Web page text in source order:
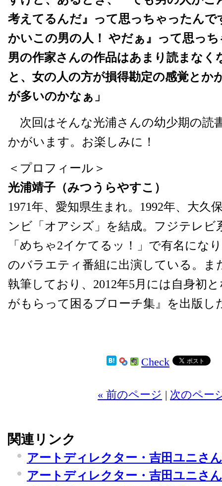
考えてるんだ』って思っちゃったんで
かいこの男の人！ やだぁ』って思っ
男の作家さんの作品はあまり読まなく
と、女の人の方が損得勘定の感覚とか
が多いのかなぁ」
次回はそんな光浦さんの幼少期の読
かがいます。お楽しみに！
＜プロフィール＞
光浦靖子（みつうらやすこ）
1971年、愛知県生まれ。1992年、大久
ンビ「オアシズ」を結成。フジテレビ
「めちゃ2イケてるッ！」で有名にな
のバラエティ番組に出演している。ま
執筆しており、2012年5月には自身初
がもらって困るブローチ集』を出版し
Check
« 前のページ | 次のペー
関連リンク
アートディレクター・吉田ユニさ
アートディレクター・吉田ユニさ